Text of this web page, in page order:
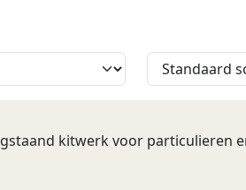
kitwerk voor particulieren